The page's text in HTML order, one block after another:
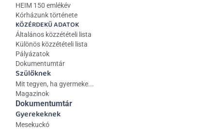
HEIM 150 emlékév
Kórházunk története
KÖZÉRDEKŰ ADATOK
Általános közzétételi lista
Különös közzétételi lista
Pályázatok
Dokumentumtár
Szülőknek
Mit tegyen, ha gyermeke...
Magazinok
Gyerekeknek
Mesekuckó
Dokumentumtár